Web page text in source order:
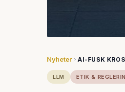
Nyheter AI-FUSK
LLM ETIK &